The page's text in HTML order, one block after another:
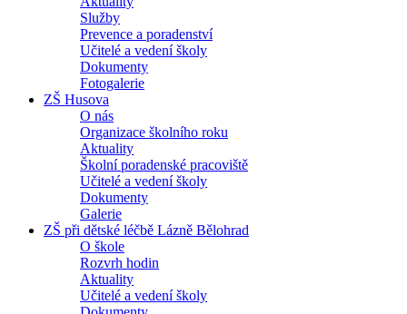
Služby
Prevence a poradenství
Učitelé a vedení školy
Dokumenty
Fotogalerie
ZŠ Husova
O nás
Organizace školního roku
Aktuality
Školní poradenské pracoviště
Učitelé a vedení školy
Dokumenty
Galerie
ZŠ při dětské léčbě Lázně Bělohrad
O škole
Rozvrh hodin
Aktuality
Učitelé a vedení školy